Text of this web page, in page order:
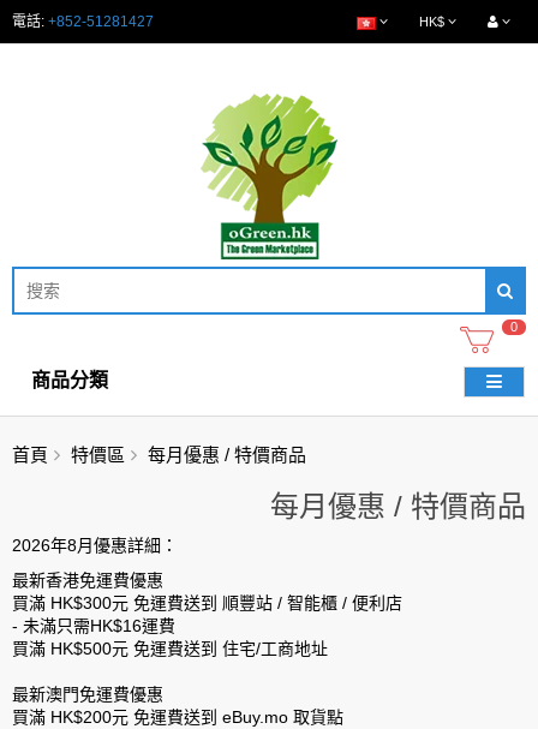
電話: +852-51281427 HK$
0
商品分類
首頁 特價區 每月優惠 / 特價商品
每月優惠 / 特價商品
2026年8月優惠詳細：
最新香港免運費優惠
買滿 HK$300元 免運費送到 順豐站 / 智能櫃 / 便利店
- 未滿只需HK$16運費
買滿 HK$500元 免運費送到 住宅/工商地址
最新澳門免運費優惠
買滿 HK$200元 免運費送到 eBuy.mo 取貨點